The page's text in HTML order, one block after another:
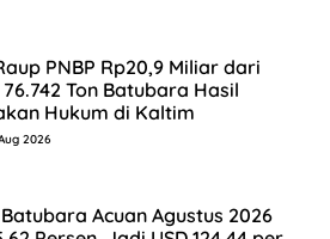
PNBP Rp20,9 Miliar dari
Ton Batubara Hasil
Hukum di Kaltim
2026
Acuan Agustus 2026